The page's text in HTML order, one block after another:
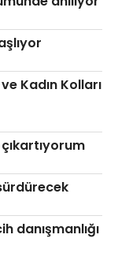
Kadın Kolları
danışmanlığı